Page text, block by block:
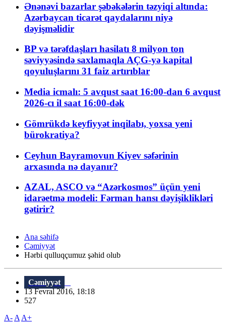
Ənənəvi bazarlar şəbəkələrin təzyiqi altında:
Azərbaycan ticarət qaydalarını niyə
dəyişməlidir
BP və tərəfdaşları hasilatı 8 milyon ton
səviyyəsində saxlamaqla AÇG-yə kapital
qoyuluşlarını 31 faiz artırıblar
Media icmalı: 5 avqust saat 16:00-dan 6 avqust
2026-cı il saat 16:00-dək
Gömrükdə keyfiyyət inqilabı, yoxsa yeni
bürokratiya?
Ceyhun Bayramovun Kiyev səfərinin
arxasında nə dayanır?
AZAL, ASCO və “Azərkosmos” üçün yeni
idarəetmə modeli: Fərman hansı dəyişiklikləri
gətirir?
Ana səhifə
Cəmiyyət
Hərbi qulluqçumuz şəhid olub
Cəmiyyət
13 Fevral 2016, 18:18
527
A- A A+